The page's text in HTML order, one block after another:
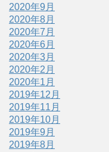
2020年9月
2020年8月
2020年7月
2020年6月
2020年3月
2020年2月
2020年1月
2019年12月
2019年11月
2019年10月
2019年9月
2019年8月